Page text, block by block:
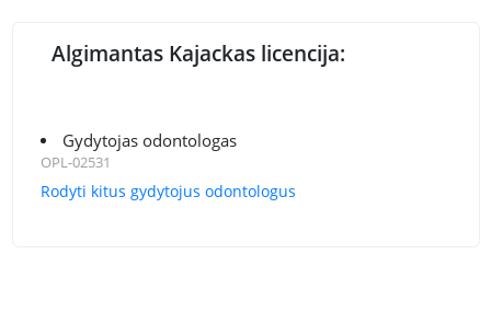
Algimantas Kajackas licencija:
Gydytojas odontologas
OPL-02531
Rodyti kitus gydytojus odontologus